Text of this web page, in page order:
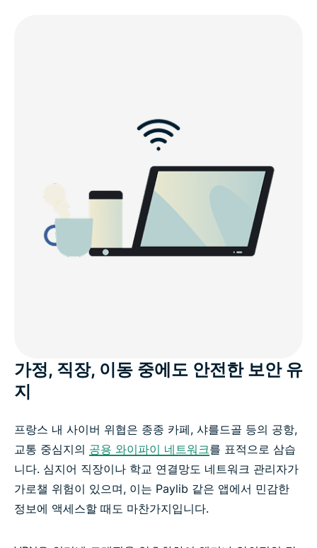
가정, 직장, 이동 중에도 안전한 보안 유
지
프랑스 내 사이버 위협은 종종 카페, 샤를드골 등의 공항,
교통 중심지의 공용 와이파이 네트워크를 표적으로 삼습
니다. 심지어 직장이나 학교 연결망도 네트워크 관리자가
가로챌 위험이 있으며, 이는 Paylib 같은 앱에서 민감한
정보에 액세스할 때도 마찬가지입니다.